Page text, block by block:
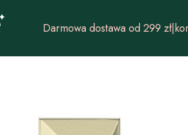
Darmowa dostawa od 299 zł|